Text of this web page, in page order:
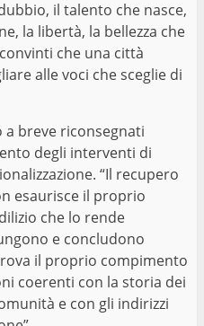
il talento che nasce,
la libertà, la bellezza che
che una città
alle voci che sceglie di
breve riconsegnati
degli interventi di
“Il recupero
esaurisce il proprio
che lo rende
e concludono
il proprio compimento
coerenti con la storia dei
e con gli indirizzi